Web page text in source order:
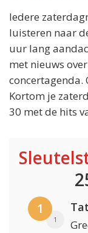
Iedere
luisteren naar
uur lang
met nieuws
concertagenda.
Kortom je
30 met de hits
1
1